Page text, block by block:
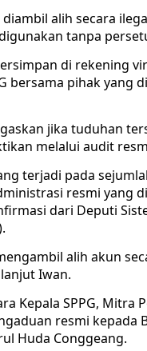
alih secara
tanpa
di rekening
bersama pihak yang
jika tuduhan
melalui audit
terjadi pada
resmi yang
dari Deputi
alih akun
Iwan.
Kepala SPPG, Mitra
resmi kepada
Huda Conggeang.